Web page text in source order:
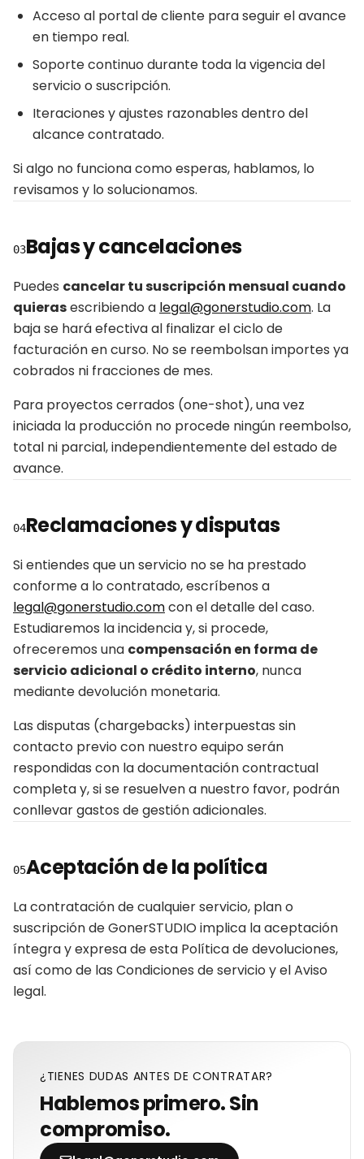
Acceso al portal de cliente para seguir el avance
en tiempo real.
Soporte continuo durante toda la vigencia del
servicio o suscripción.
Iteraciones y ajustes razonables dentro del
alcance contratado.
Si algo no funciona como esperas, hablamos, lo
revisamos y lo solucionamos.
03Bajas y cancelaciones
Puedes cancelar tu suscripción mensual cuando
quierasescribiendo a legal@gonerstudio.com. La
baja se hará efectiva al finalizar el ciclo de
facturación en curso. No se reembolsan importes ya
cobrados ni fracciones de mes.
Para proyectos cerrados (one-shot), una vez
iniciada la producción no procede ningún reembolso,
total ni parcial, independientemente del estado de
avance.
04Reclamaciones y disputas
Si entiendes que un servicio no se ha prestado
conforme a lo contratado, escríbenos a
legal@gonerstudio.comcon el detalle del caso.
Estudiaremos la incidencia y, si procede,
ofreceremos una compensación en forma de
servicio adicional o crédito interno, nunca
mediante devolución monetaria.
Las disputas (chargebacks) interpuestas sin
contacto previo con nuestro equipo serán
respondidas con la documentación contractual
completa y, si se resuelven a nuestro favor, podrán
conllevar gastos de gestión adicionales.
05Aceptación de la política
La contratación de cualquier servicio, plan o
suscripción de GonerSTUDIO implica la aceptación
íntegra y expresa de esta Política de devoluciones,
así como de las Condiciones de servicio y el Aviso
legal.
¿TIENES DUDAS ANTES DE CONTRATAR?
Hablemos primero. Sin
compromiso.